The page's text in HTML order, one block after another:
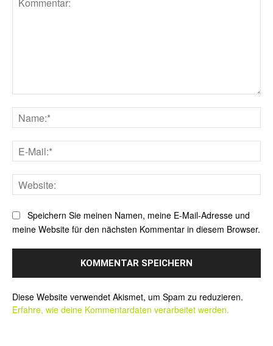
Speichern Sie meinen Namen, meine E-Mail-Adresse und
meine Website für den nächsten Kommentar in diesem Browser.
Diese Website verwendet Akismet, um Spam zu reduzieren.
Erfahre, wie deine Kommentardaten verarbeitet werden.